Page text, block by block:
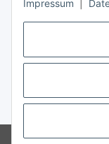
Impressum
* Die Preise können im
** Ausgenommen
©